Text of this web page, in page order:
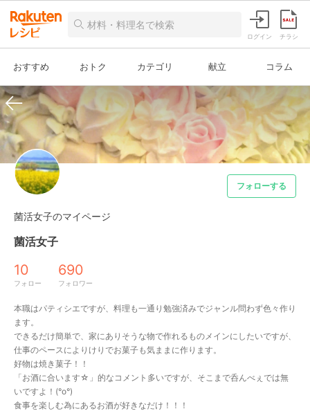
ログイン チラシ
おすすめ おトク カテゴリ 献立 コラム
フォローする
菌活女子のマイページ
菌活女子
10
フォロー
690
フォロワー
本職はパティシエですが、料理も一通り勉強済みでジャンル問わず色々作り
ます。
できるだけ簡単で、家にありそうな物で作れるものメインにしたいですが、
仕事のペースによりけりでお菓子も気ままに作ります。
好物は焼き菓子！！
「お酒に合います☆」的なコメント多いですが、そこまで呑んべぇでは無
いですよ！(°o°)
食事を楽しむ為にあるお酒が好きなだけ！！！